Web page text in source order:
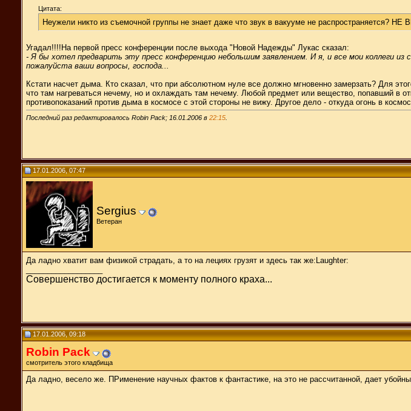
Цитата:
Неужели никто из съемочной группы не знает даже что звук в вакууме не распространяется?
Угадал!!!!На первой пресс конференции после выхода "Новой Надежды" Лукас сказал:
- Я бы хотел предварить эту пресс конференцию небольшим заявлением. И я, и все мои коллеги
пожалуйста ваши вопросы, господа...
Кстати насчет дыма. Кто сказал, что при абсолютном нуле все должно мгновенно замерзать? Для
что там нагреваться нечему, но и охлаждать там нечему. Любой предмет или вещество, попавший в
противопоказаний против дыма в космосе с этой стороны не вижу. Другое дело - откуда огонь в
Последний раз редактировалось Robin Pack; 16.01.2006 в 22:15
17.01.2006, 07:47
Sergius
Ветеран
Да ладно хватит вам физикой страдать, а то на лециях грузят и здесь так же:Laughter:
Совершенство достигается к моменту полного краха...
17.01.2006, 09:18
Robin Pack
смотритель этого кладбища
Да ладно, весело же. ПРименение научных фактов к фантастике, на это не рассчитанной, дает